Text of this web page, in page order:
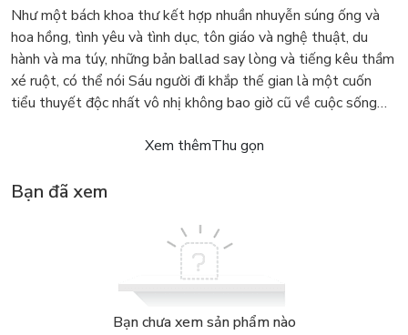
Như một bách khoa thư kết hợp nhuần nhuyễn súng ống và
hoa hồng, tình yêu và tình dục, tôn giáo và nghệ thuật, du
hành và ma túy, những bản ballad say lòng và tiếng kêu thầm
xé ruột, có thể nói Sáu người đi khắp thế gian là một cuốn
tiểu thuyết độc nhất vô nhị không bao giờ cũ về cuộc sống…
Xem thêmThu gọn
Bạn đã xem
Bạn chưa xem sản phẩm nào